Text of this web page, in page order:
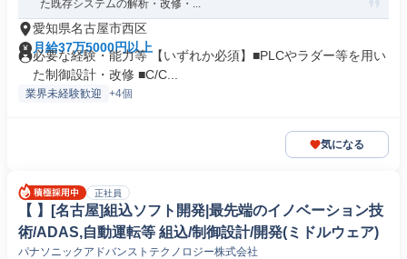
た既存システムの解析・改修・...
愛知県名古屋市西区
月給37万5000円以上
必要な経験・能力等 【いずれか必須】■PLCやラダー等を用い
た制御設計・改修 ■C/C...
業界未経験歓迎 +4個
気になる
正社員
【 】[名古屋]組込ソフト開発|最先端のイノベーション技
術/ADAS,自動運転等 組込/制御設計/開発(ミドルウェア)
パナソニックアドバンストテクノロジー株式会社